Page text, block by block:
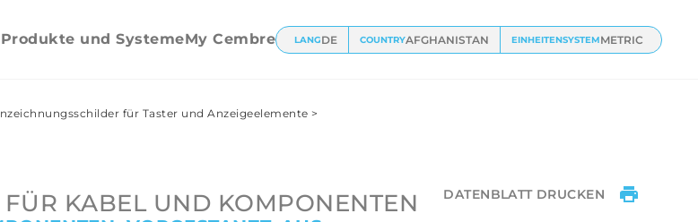
Produkte und SystemeMy Cembre LANGDE COUNTRYAFGHANISTAN EINHEITENSYSTEMMETRIC
Zubehör
für Taster und Anzeigeelemente >
KABEL UND KOMPONENTEN DATENBLATT DRUCKEN